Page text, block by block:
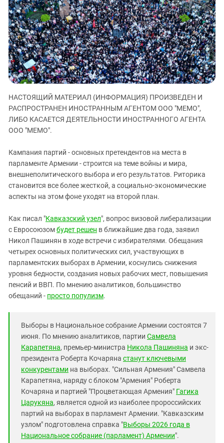
ЗАСТАВЛЯЕТ
КАВКАЗ ЗА ПАЛЕСТИНУ
ИНАКОМЫСЛИЕ В ЧЕЧНЕ
ПРЕСЛЕДОВАНИЕ АКТИВИСТОВ
МОБИЛИЗАЦИЯ И ПРОТЕСТЫ
Дагестан
Ингушетия
Кабардино-Балкария
Калмыкия
Карачаево-Черкесия
Краснодарский край
Нагорный Карабах
Российская Федерация
Ростовская область
Северная Осетия - Алания
СКФО
Ставропольский край
Чечня
Южный Кавказ
ЮФО
НАСТОЯЩИЙ МАТЕРИАЛ (ИНФОРМАЦИЯ) ПРОИЗВЕДЕН И
РАСПРОСТРАНЕН ИНОСТРАННЫМ АГЕНТОМ ООО "МЕМО",
ЛИБО КАСАЕТСЯ ДЕЯТЕЛЬНОСТИ ИНОСТРАННОГО АГЕНТА
ООО "МЕМО".
Кампания партий - основных претендентов на места в
парламенте Армении - строится на теме войны и мира,
внешнеполитического выбора и его результатов. Риторика
становится все более жесткой, а социально-экономические
аспекты на этом фоне уходят на второй план.
Как писал "Кавказский узел", вопрос визовой либерализации
с Евросоюзомбудет решен в ближайшие два года, заявил
Никол Пашинян в ходе встречи с избирателями. Обещания
четырех основных политических сил, участвующих в
парламентских выборах в Армении, коснулись снижения
уровня бедности, создания новых рабочих мест, повышения
пенсий и ВВП. По мнению аналитиков, большинство
обещаний - просто популизм.
Выборы в Национальное собрание Армении состоятся 7
июня. По мнению аналитиков, партии Самвела
Карапетяна, премьер-министра Никола Пашиняна и экс-
президента Роберта Кочаряна станут ключевыми
конкурентами на выборах. "Сильная Армения" Самвела
Карапетяна, наряду с блоком "Армения" Роберта
Кочаряна и партией "Процветающая Армения" Гагика
Царукяна, является одной из наиболее пророссийских
партий на выборах в парламент Армении. "Кавказским
узлом" подготовлена справка "Выборы 2026 года в
Национальное собрание (парламент) Армении".